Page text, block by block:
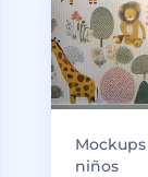
niños